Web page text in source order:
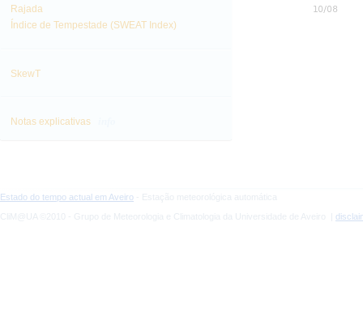
Rajada
Índice de Tempestade (SWEAT Index)
SkewT
Notas explicativas
Estado do tempo actual em Aveiro - Estação meteorológica automática
CliM@UA ©2010 - Grupo de Meteorologia e Climatologia da Universidade de Aveiro |